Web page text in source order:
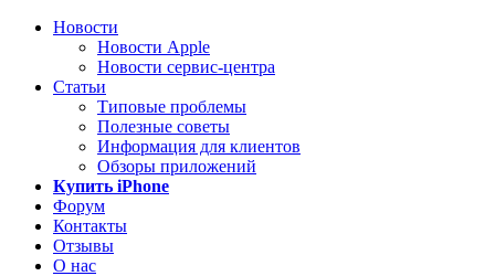
Новости
Новости Apple
Новости сервис-центра
Статьи
Типовые проблемы
Полезные советы
Информация для клиентов
Обзоры приложений
Купить iPhone
Форум
Контакты
Отзывы
О нас